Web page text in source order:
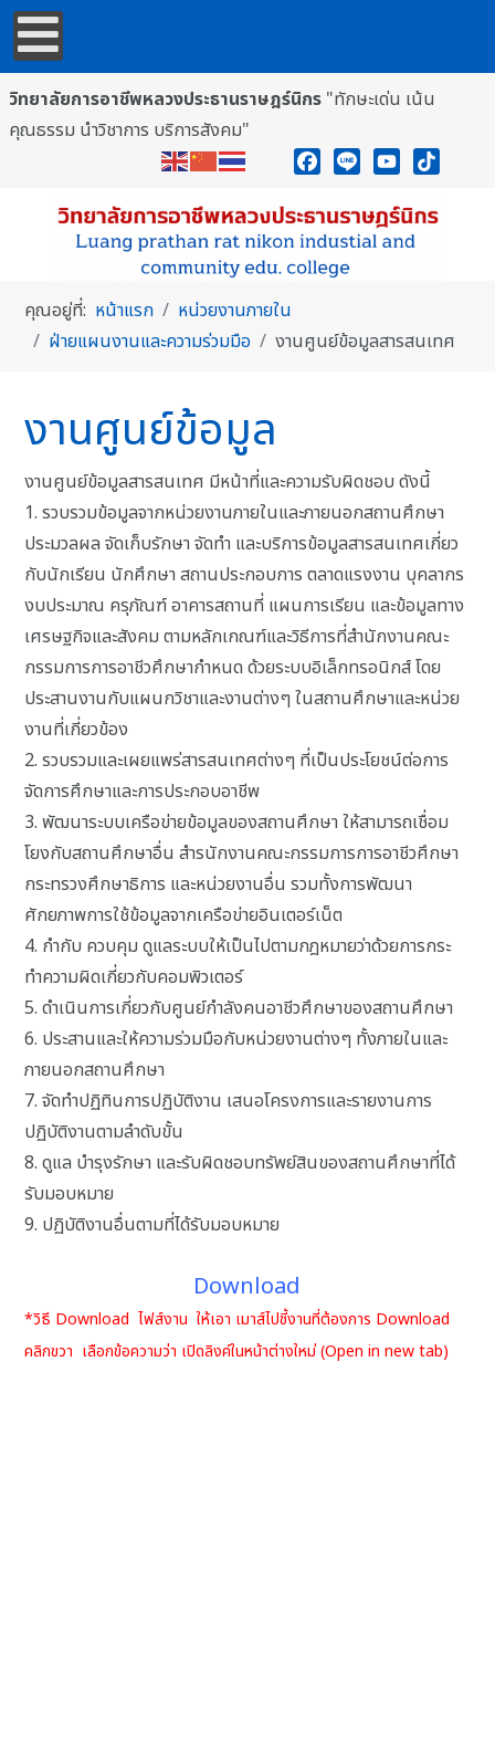
วิทยาลัยการอาชีพหลวงประธานราษฎร์นิกร "ทักษะเด่น เน้น
คุณธรรม นำวิชาการ บริการสังคม"
คุณอยู่ที่: หน้าแรก
หน่วยงานภายใน
ฝ่ายแผนงานและความร่วมมือ
งานศูนย์ข้อมูลสารสนเทศ
งานศูนย์ข้อมูล
งานศูนย์ข้อมูลสารสนเทศ มีหน้าที่และความรับผิดชอบ ดังนี้
1. รวบรวมข้อมูลจากหน่วยงานภายในและภายนอกสถานศึกษา
ประมวลผล จัดเก็บรักษา จัดทำ และบริการข้อมูลสารสนเทศเกี่ยว
กับนักเรียน นักศึกษา สถานประกอบการ ตลาดแรงงาน บุคลากร
งบประมาณ ครุภัณฑ์ อาคารสถานที่ แผนการเรียน และข้อมูลทาง
เศรษฐกิจและสังคม ตามหลักเกณฑ์และวิธีการที่สำนักงานคณะ
กรรมการการอาชีวศึกษากำหนด ด้วยระบบอิเล็กทรอนิกส์ โดย
ประสานงานกับแผนกวิชาและงานต่างๆ ในสถานศึกษาและหน่วย
งานที่เกี่ยวข้อง
2. รวบรวมและเผยแพร่สารสนเทศต่างๆ ที่เป็นประโยชน์ต่อการ
จัดการศึกษาและการประกอบอาชีพ
3. พัฒนาระบบเครือข่ายข้อมูลของสถานศึกษา ให้สามารถเชื่อม
โยงกับสถานศึกษาอื่น สำรนักงานคณะกรรมการการอาชีวศึกษา
กระทรวงศึกษาธิการ และหน่วยงานอื่น รวมทั้งการพัฒนา
ศักยภาพการใช้ข้อมูลจากเครือข่ายอินเตอร์เน็ต
4. กำกับ ควบคุม ดูแลระบบให้เป็นไปตามกฎหมายว่าด้วยการกระ
ทำความผิดเกี่ยวกับคอมพิวเตอร์
5. ดำเนินการเกี่ยวกับศูนย์กำลังคนอาชีวศึกษาของสถานศึกษา
6. ประสานและให้ความร่วมมือกับหน่วยงานต่างๆ ทั้งภายในและ
ภายนอกสถานศึกษา
7. จัดทำปฏิทินการปฏิบัติงาน เสนอโครงการและรายงานการ
ปฏิบัติงานตามลำดับขั้น
8. ดูแล บำรุงรักษา และรับผิดชอบทรัพย์สินของสถานศึกษาที่ได้
รับมอบหมาย
9. ปฏิบัติงานอื่นตามที่ได้รับมอบหมาย
Download
*วิธี Download ไฟส์งาน ให้เอา เมาส์ไปชี้งานที่ต้องการ Download
คลิกขวา เลือกข้อความว่า เปิดลิงค์ในหน้าต่างใหม่ (Open in new tab)